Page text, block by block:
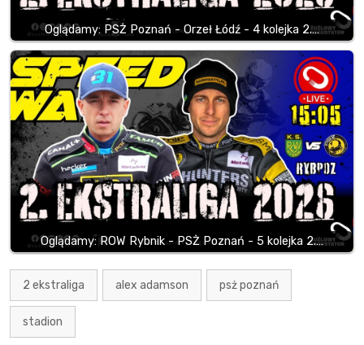
Oglądamy: PSŻ Poznań - Orzeł Łódź - 4 kolejka 2.…
Oglądamy: ROW Rybnik - PSŻ Poznań - 5 kolejka 2.…
2 ekstraliga alex adamson psż poznań
stadion